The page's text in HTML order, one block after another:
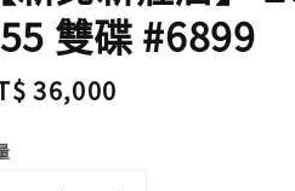
雙碟 #6899
36,000